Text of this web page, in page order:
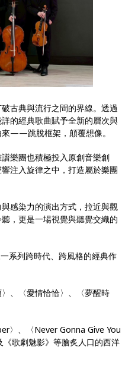
古典與流行之間的界線。透過
的經典歌曲賦予全新的層次與
來——跳脫框架，顛覆想像。
樂團也積極投入原創音樂創
注入旋律之中，打造屬於樂團
感染力的演出方式，拉近與觀
，更是一場視覺與聽覺交織的
系列跨時代、跨風格的經典作
、〈愛情恰恰〉、〈夢醒時
〉、〈Never Gonna Give You
歌劇魅影》等膾炙人口的西洋